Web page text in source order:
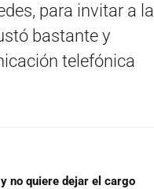
para invitar a la
bastante y
telefónica
no quiere dejar el cargo